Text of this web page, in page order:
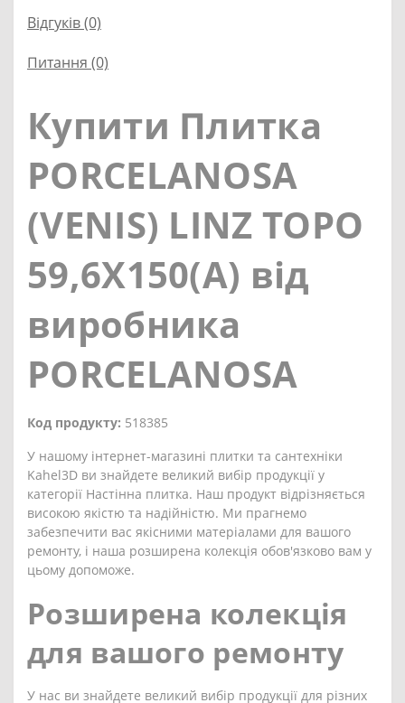
Відгуків (0)
Питання (0)
Купити Плитка
PORCELANOSA
(VENIS) LINZ TOPO
59,6X150(A) від
виробника
PORCELANOSA
Код продукту: 518385
У нашому інтернет-магазині плитки та сантехніки
Kahel3D ви знайдете великий вибір продукції у
категорії Настінна плитка. Наш продукт відрізняється
високою якістю та надійністю. Ми прагнемо
забезпечити вас якісними матеріалами для вашого
ремонту, і наша розширена колекція обов'язково вам у
цьому допоможе.
Розширена колекція
для вашого ремонту
У нас ви знайдете великий вибір продукції для різних